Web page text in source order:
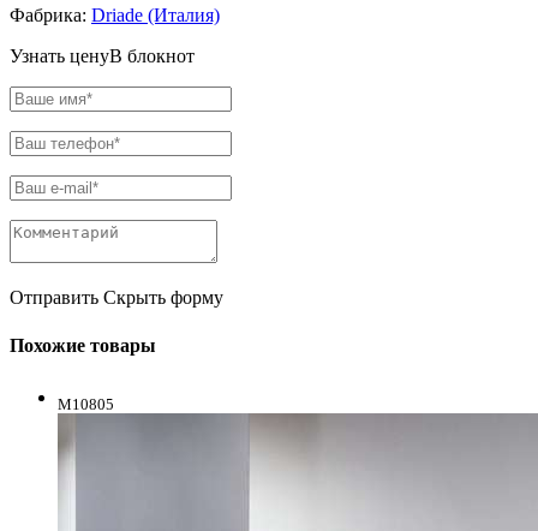
Фабрика: Driade (Италия)
Узнать ценуВ блокнот
Отправить Скрыть форму
Похожие товары
M10805